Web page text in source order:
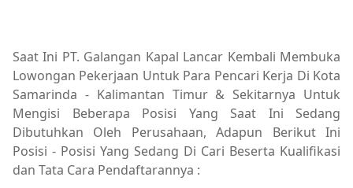
Saat Ini PT. Galangan Kapal Lancar Kembali Membuka
Lowongan Pekerjaan Untuk Para Pencari Kerja Di Kota
Samarinda - Kalimantan Timur & Sekitarnya Untuk
Mengisi Beberapa Posisi Yang Saat Ini Sedang
Dibutuhkan Oleh Perusahaan, Adapun Berikut Ini
Posisi - Posisi Yang Sedang Di Cari Beserta Kualifikasi
dan Tata Cara Pendaftarannya :